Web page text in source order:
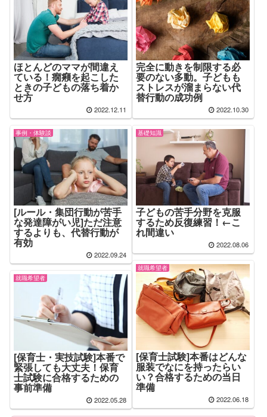
ほとんどのママが間違え
ている！癇癪を起こした
ときの子どもの落ち着か
せ方
2022.12.11
完全に動きを制限する必
要のない多動。子どもも
ストレスが溜まらない代
替行動の成功例
2022.10.30
事例・体験談
[ルール・集団行動が苦手
な発達障がい児]ただ注意
するよりも、代替行動が
有効
2022.09.24
基礎知識
子どもの苦手分野を克服
するため反復練習！←こ
れ間違い
2022.08.06
就職希望者
[保育士試験]本番はどんな
服装でなにを持ったらい
い？合格するための当日
準備
2022.06.18
就職希望者
[保育士・実技試験]本番で
緊張しても大丈夫！保育
士試験に合格するための
事前準備
2022.05.28